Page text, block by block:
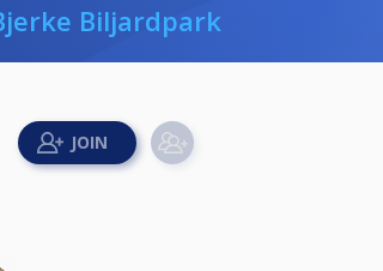
Biljardpark